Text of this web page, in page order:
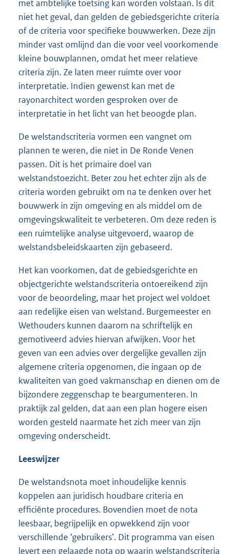
met ambtelijke toetsing kan worden volstaan. Is dit
niet het geval, dan gelden de gebiedsgerichte criteria
of de criteria voor specifieke bouwwerken. Deze zijn
minder vast omlijnd dan die voor veel voorkomende
kleine bouwplannen, omdat het meer relatieve
criteria zijn. Ze laten meer ruimte over voor
interpretatie. Indien gewenst kan met de
rayonarchitect worden gesproken over de
interpretatie in het licht van het beoogde plan.
De welstandscriteria vormen een vangnet om
plannen te weren, die niet in De Ronde Venen
passen. Dit is het primaire doel van
welstandstoezicht. Beter zou het echter zijn als de
criteria worden gebruikt om na te denken over het
bouwwerk in zijn omgeving en als middel om de
omgevingskwaliteit te verbeteren. Om deze reden is
een ruimtelijke analyse uitgevoerd, waarop de
welstandsbeleidskaarten zijn gebaseerd.
Het kan voorkomen, dat de gebiedsgerichte en
objectgerichte welstandscriteria ontoereikend zijn
voor de beoordeling, maar het project wel voldoet
aan redelijke eisen van welstand. Burgemeester en
Wethouders kunnen daarom na schriftelijk en
gemotiveerd advies hiervan afwijken. Voor het
geven van een advies over dergelijke gevallen zijn
algemene criteria opgenomen, die ingaan op de
kwaliteiten van goed vakmanschap en dienen om de
bijzondere zeggenschap te beargumenteren. In
praktijk zal gelden, dat aan een plan hogere eisen
worden gesteld naarmate het zich meer van zijn
omgeving onderscheidt.
Leeswijzer
De welstandsnota moet inhoudelijke kennis
koppelen aan juridisch houdbare criteria en
efficiënte procedures. Bovendien moet de nota
leesbaar, begrijpelijk en opwekkend zijn voor
verschillende ‘gebruikers’. Dit programma van eisen
levert een gelaagde nota op waarin welstandscriteria